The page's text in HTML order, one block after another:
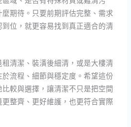
期待。只要前期評估完整、需求
位，就更容易找到真正適合的清
清潔、裝潢後細清，或是大樓清
流程、細節與穩定度。希望這份
較與選擇，讓清潔不只是把空間
整齊、更好維護，也更符合實際